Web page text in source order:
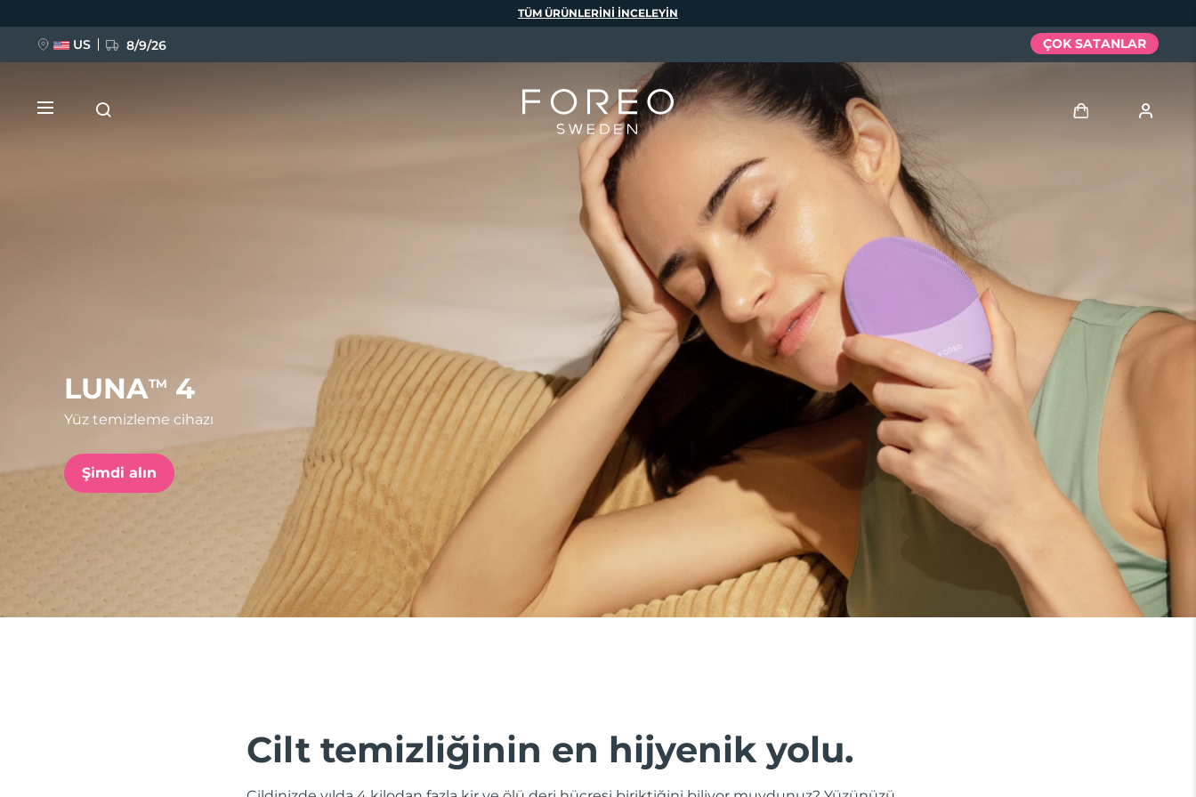
LUNATM 4
Yüz temizleme cihazı
Şimdi alın
Cilt temizliğinin en hijyenik yolu.
TÜM ÜRÜNLERINI INCELEYIN
US 8/9/26 ÇOK SATANLAR
Siparişlerim
Adresim
Aboneliklerim
issa™ Teeth Whitening Set
FAQ™ Dual LED Panel
POPÜLER